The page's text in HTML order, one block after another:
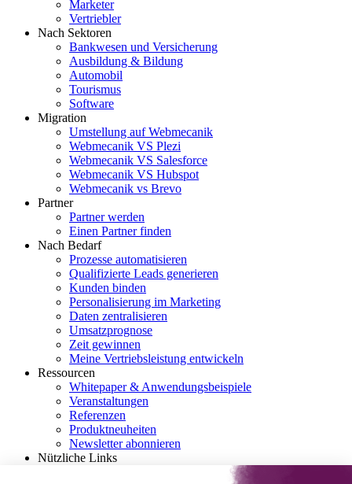
Marketer
Vertriebler
Nach Sektoren
Bankwesen und Versicherung
Ausbildung & Bildung
Automobil
Tourismus
Software
Migration
Umstellung auf Webmecanik
Webmecanik VS Plezi
Webmecanik VS Salesforce
Webmecanik VS Hubspot
Webmecanik vs Brevo
Partner
Partner werden
Einen Partner finden
Nach Bedarf
Prozesse automatisieren
Qualifizierte Leads generieren
Kunden binden
Personalisierung im Marketing
Daten zentralisieren
Umsatzprognose
Zeit gewinnen
Meine Vertriebsleistung entwickeln
Ressourcen
Whitepaper & Anwendungsbeispiele
Veranstaltungen
Referenzen
Produktneuheiten
Newsletter abonnieren
Nützliche Links
Erste Schritte mit Marketing-Automatisierung